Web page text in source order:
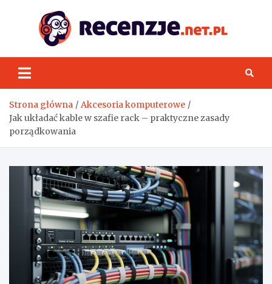
Strona główna
Akcesoria komputerowe
Jak układać kable w szafie rack – praktyczne zasady
porządkowania